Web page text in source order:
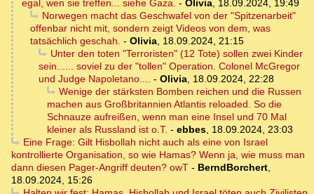
egal, wen sie treffen... siehe Gaza. - Olivia, 18.09.2024, 19:49
Norwegen macht das Geschwafel von der "Spitzenarbeit"
offenbar nicht mit, sondern zeigt Videos von dem, was
tatsächlich geschah. - Olivia, 18.09.2024, 21:15
Unter den toten "Terroristen" (12 Tote) sollen zwei Kinder
sein...... soviel zu der "tollen" Operation. Colonel McGregor
und Judge Napoletano.... - Olivia, 18.09.2024, 22:28
Wenige der stärksten Bomben reichen und die Russen
machen aus Großbritannien Atlantis reloaded. So die
Schnauze aufreißen, wenn man eine Insel und 70 Mal
kleiner als Russland ist o.T. - ebbes, 18.09.2024, 23:03
Eine Frage: Gilt Hisbollah nicht auch als eine von Israel
kontrollierte Organisation, so wie Hamas? Wenn ja, wie muss man
dann diesen Pager-Angriff deuten? owT - BerndBorchert,
18.09.2024, 15:26